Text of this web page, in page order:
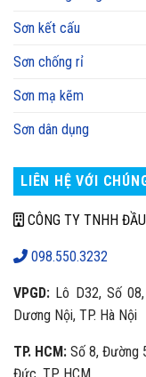
Sơn kết cấu
Sơn chống rỉ
Sơn mạ kẽm
Sơn dân dụng
LIÊN HỆ VỚI
CÔNG TY TNHH
098.550.3232
VPGD: Lô D32, Số
Dương Nội, TP. Hà Nội
TP. HCM: Số 8, Đường
Đức, TP. HCM